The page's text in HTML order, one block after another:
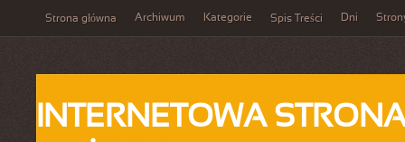
Strona główna Archiwum Kategorie Spis Treści Dni
INTERNETOWA